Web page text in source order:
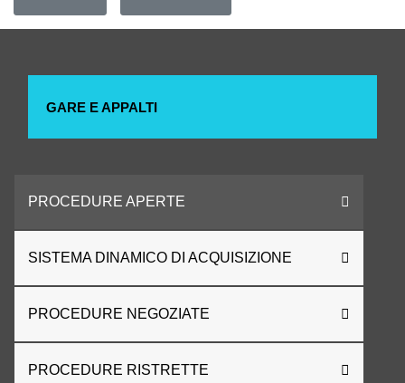
GARE E APPALTI
PROCEDURE APERTE
SISTEMA DINAMICO DI ACQUISIZIONE
PROCEDURE NEGOZIATE
PROCEDURE RISTRETTE